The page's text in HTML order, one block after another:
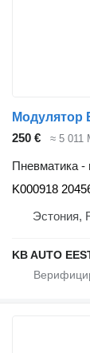
250 € ≈ 5 011
Пневматика -
K000918
Эстония,
KB AUTO